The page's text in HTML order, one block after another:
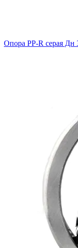
Опора PP-R серая